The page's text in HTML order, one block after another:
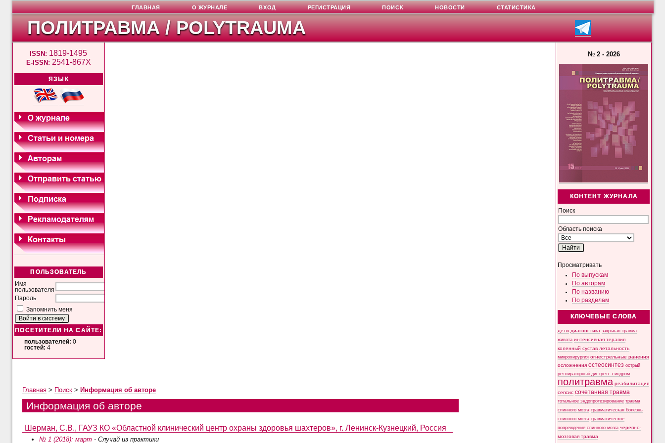
ПОЛИТРАВМА / POLYTRAUMA
ISSN: 1819-1495
E-ISSN: 2541-867X
ЯЗЫК
ПОЛЬЗОВАТЕЛЬ
Имя
пользователя
Пароль
Запомнить меня
ПОСЕТИТЕЛИ НА САЙТЕ:
пользователей: 0
гостей: 4
№ 2 - 2026
КОНТЕНТ ЖУРНАЛА
Поиск
Область поиска
Просматривать
По выпускам
По авторам
По названию
По разделам
КЛЮЧЕВЫЕ СЛОВА
дети диагностика закрытая травма
живота интенсивная терапия
коленный сустав летальность
микрохирургия огнестрельные ранения
осложнения остеосинтез острый
респираторный дистресс-синдром
политравма реабилитация
сепсис сочетанная травма
тотальное эндопротезирование травма
спинного мозга травматическая болезнь
спинного мозга травматическое
повреждение спинного мозга черепно-
мозговая травма
ГЛАВНАЯ О ЖУРНАЛЕ ВХОД РЕГИСТРАЦИЯ ПОИСК НОВОСТИ СТАТИСТИКА
Главная> Поиск> Информация об авторе
Информация об авторе
Шерман, С.В., ГАУЗ КО «Областной клинический центр охраны здоровья шахтеров», г. Ленинск-Кузнецкий, Россия
№ 1 (2018): март- Случай из практики